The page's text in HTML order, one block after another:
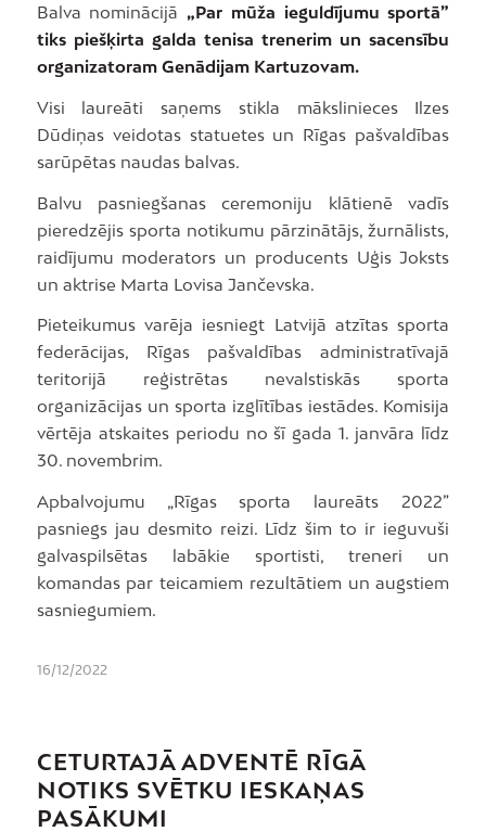
Balva nominācijā„Par mūža ieguldījumu sportā”
tiks piešķirta galda tenisa trenerim un sacensību
organizatoram Genādijam Kartuzovam.
Visi laureāti saņems stikla mākslinieces Ilzes
Dūdiņas veidotas statuetes un Rīgas pašvaldības
sarūpētas naudas balvas.
Balvu pasniegšanas ceremoniju klātienē vadīs
pieredzējis sporta notikumu pārzinātājs, žurnālists,
raidījumu moderators un producents Uģis Joksts
un aktrise Marta Lovisa Jančevska.
Pieteikumus varēja iesniegt Latvijā atzītas sporta
federācijas, Rīgas pašvaldības administratīvajā
teritorijā reģistrētas nevalstiskās sporta
organizācijas un sporta izglītības iestādes. Komisija
vērtēja atskaites periodu no šī gada 1. janvāra līdz
30. novembrim.
Apbalvojumu „Rīgas sporta laureāts 2022”
pasniegs jau desmito reizi. Līdz šim to ir ieguvuši
galvaspilsētas labākie sportisti, treneri un
komandas par teicamiem rezultātiem un augstiem
sasniegumiem.
16/12/2022
CETURTAJĀ ADVENTĒ RĪGĀ
NOTIKS SVĒTKU IESKAŅAS
PASĀKUMI